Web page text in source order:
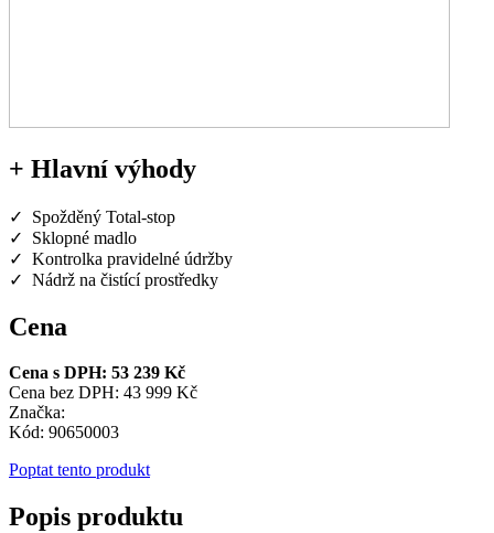
+ Hlavní výhody
✓ Spožděný Total-stop
✓ Sklopné madlo
✓ Kontrolka pravidelné údržby
✓ Nádrž na čistící prostředky
Cena
Cena s DPH: 53 239 Kč
Cena bez DPH: 43 999 Kč
Značka:
Kód: 90650003
Poptat tento produkt
Popis produktu